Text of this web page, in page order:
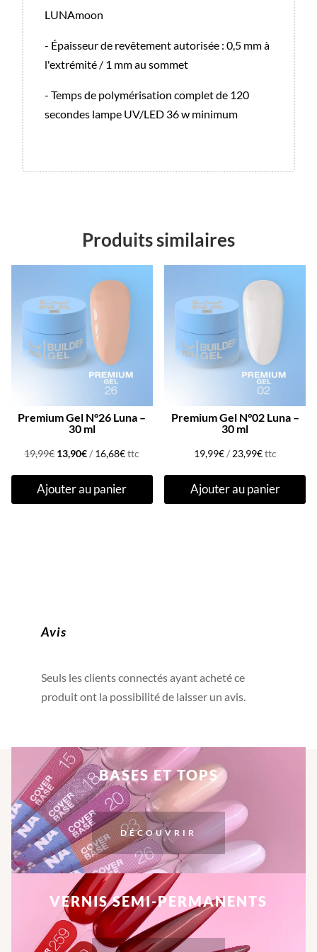
LUNAmoon
- Épaisseur de revêtement autorisée : 0,5 mm à
l'extrémité / 1 mm au sommet
- Temps de polymérisation complet de 120
secondes lampe UV/LED 36 w minimum
Produits similaires
Premium Gel N°26 Luna –
30 ml
19,99€ Le
initial
était :
13,90€Le
actuel
est :
/ 16,68€ttc
Ajouter au panier
Premium Gel N°02 Luna –
30 ml
19,99€/ 23,99€ttc
Ajouter au panier
Avis
Seuls les clients connectés ayant acheté ce
produit ont la possibilité de laisser un avis.
BASES ET TOPS
DÉCOUVRIR
VERNIS SEMI-PERMANENTS